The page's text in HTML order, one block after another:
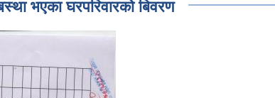
भएका घरपरिवारको बिवरण